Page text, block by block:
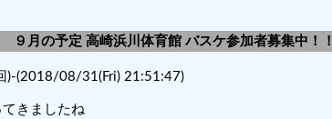
９月の予定 高崎浜川体育館 バスケ参加者募集中！！
)-(2018/08/31(Fri) 21:51:47)
きましたね